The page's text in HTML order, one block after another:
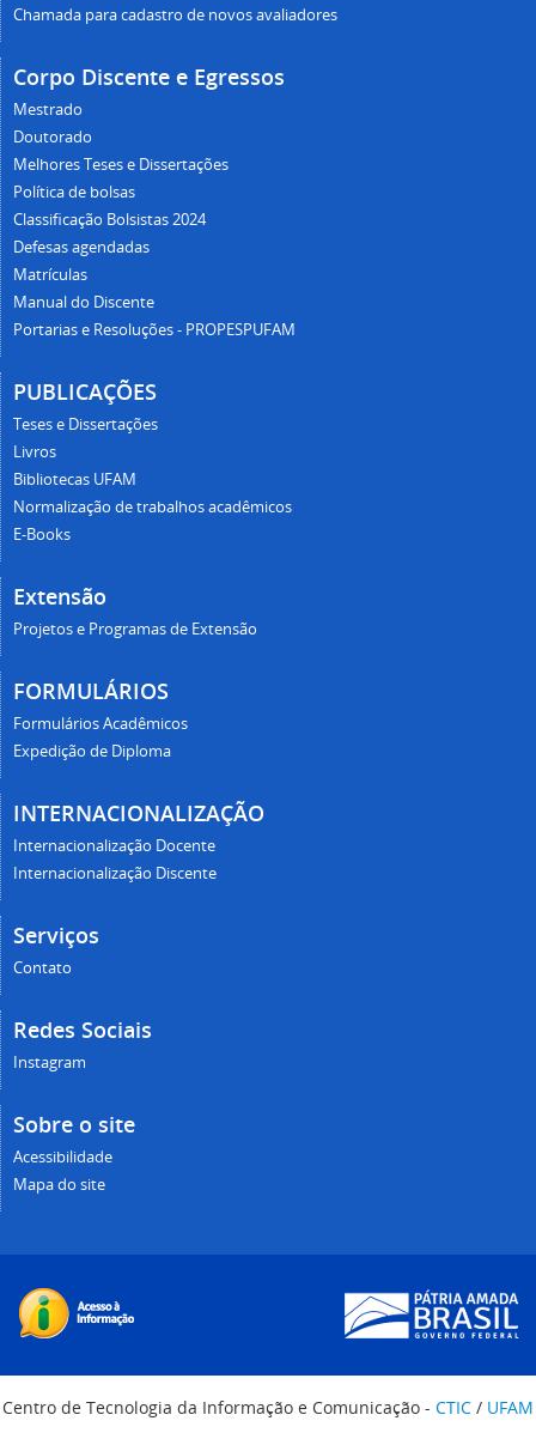
Chamada para cadastro de novos avaliadores
Corpo Discente e Egressos
Mestrado
Doutorado
Melhores Teses e Dissertações
Política de bolsas
Classificação Bolsistas 2024
Defesas agendadas
Matrículas
Manual do Discente
Portarias e Resoluções - PROPESPUFAM
PUBLICAÇÕES
Teses e Dissertações
Livros
Bibliotecas UFAM
Normalização de trabalhos acadêmicos
E-Books
Extensão
Projetos e Programas de Extensão
FORMULÁRIOS
Formulários Acadêmicos
Expedição de Diploma
INTERNACIONALIZAÇÃO
Internacionalização Docente
Internacionalização Discente
Serviços
Contato
Redes Sociais
Instagram
Sobre o site
Acessibilidade
Mapa do site
Centro de Tecnologia da Informação e Comunicação - CTIC / UFAM